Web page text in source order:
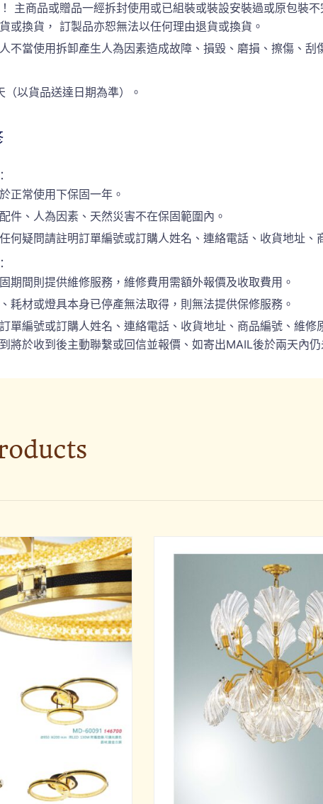
主商品或贈品一經拆封使用或已組裝或裝設安裝過或原包裝
或換貨， 訂製品亦恕無法以任何理由退貨或換貨。
不當使用拆卸產生人為因素造成故障、損毀、磨損、擦傷、刮
（以貨品送達日期為準）。
正常使用下保固一年。
件、人為因素、天然災害不在保固範圍內。
何疑問請註明訂單編號或訂購人姓名、連絡電話、收貨地址
期間則提供維修服務，維修費用需額外報價及收取費用。
耗材或燈具本身已停產無法取得，則無法提供保修服務。
單編號或訂購人姓名、連絡電話、收貨地址、商品編號、維
將於收到後主動聯繫或回信並報價、如寄出MAIL後於兩天內